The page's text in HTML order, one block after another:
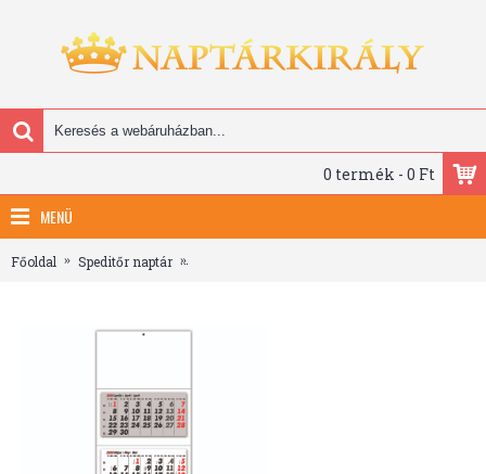
0 termék - 0 Ft
MENÜ
Főoldal Speditőr naptár